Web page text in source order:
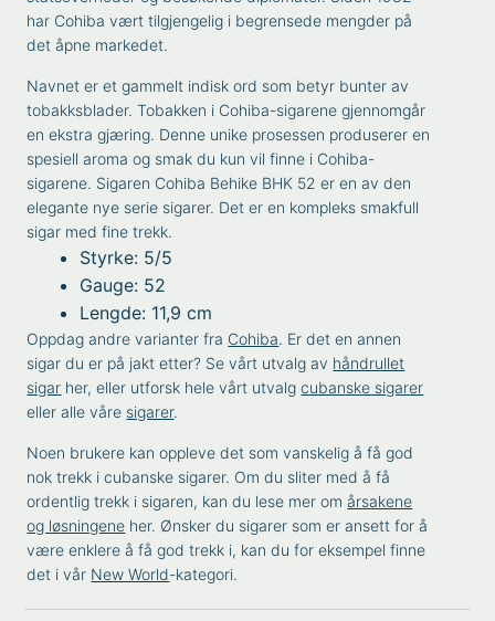
har Cohiba vært tilgjengelig i begrensede mengder på
det åpne markedet.
Navnet er et gammelt indisk ord som betyr bunter av
tobakksblader. Tobakken i Cohiba-sigarene gjennomgår
en ekstra gjæring. Denne unike prosessen produserer en
spesiell aroma og smak du kun vil finne i Cohiba-
sigarene. Sigaren Cohiba Behike BHK 52 er en av den
elegante nye serie sigarer. Det er en kompleks smakfull
sigar med fine trekk.
Styrke: 5/5
Gauge: 52
Lengde: 11,9 cm
Oppdag andre varianter fra Cohiba. Er det en annen
sigar du er på jakt etter? Se vårt utvalg av håndrullet
sigar her, eller utforsk hele vårt utvalgcubanske sigarer
eller alle våre sigarer.
Noen brukere kan oppleve det som vanskelig å få god
nok trekk i cubanske sigarer. Om du sliter med å få
ordentlig trekk i sigaren, kan du lese mer omårsakene
og løsningene her. Ønsker du sigarer som er ansett for å
være enklere å få god trekk i, kan du for eksempel finne
det i vår New World-kategori.